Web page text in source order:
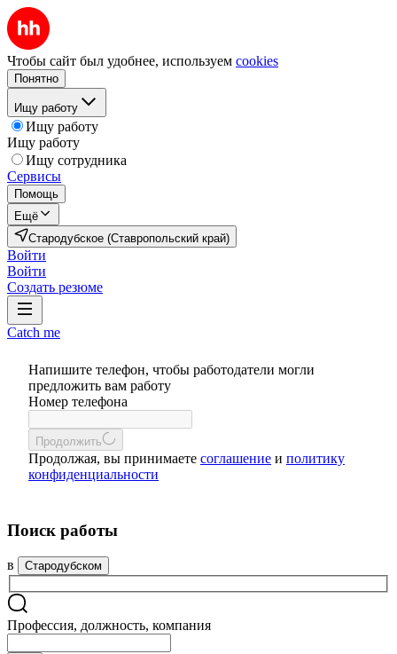
Чтобы сайт был удобнее, используем cookies
Понятно
Ищу работу
Ищу работу
Ищу работу
Ищу сотрудника
Сервисы
Помощь
Ещё
Стародубское (Ставропольский край)
Войти
Войти
Создать резюме
Catch me
Напишите телефон, чтобы работодатели могли
предложить вам работу
Номер телефона
Продолжить
Продолжая, вы принимаете соглашение и политику
конфиденциальности
Поиск работы
в Стародубском
Профессия, должность, компания